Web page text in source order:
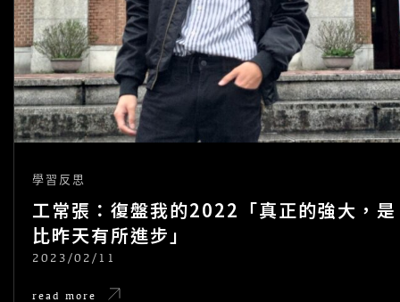
學習反思
工常張：復盤我的2022「真正的強大，是
比昨天有所進步」
POSTED
2023/02/11
read more